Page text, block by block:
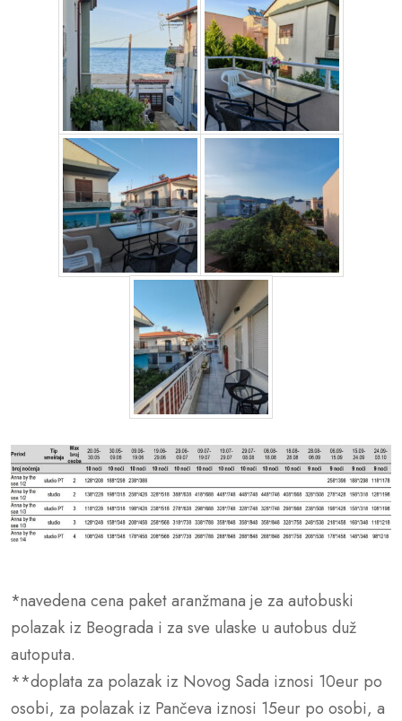
*navedena cena paket aranžmana je za autobuski
polazak iz Beograda i za sve ulaske u autobus duž
autoputa.
**doplata za polazak iz Novog Sada iznosi 10eur po
osobi, za polazak iz Pančeva iznosi 15eur po osobi, a